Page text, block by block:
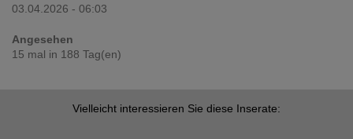
03.04.2026 - 06:03
Angesehen
15 mal in 188 Tag(en)
Vielleicht interessieren Sie diese Inserate: